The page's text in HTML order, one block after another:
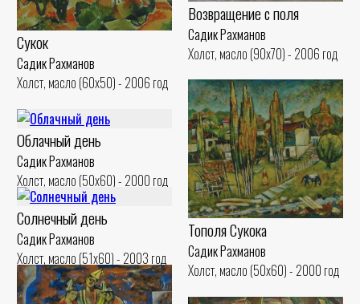
Возвращение с поля
Садик Рахманов
Холст, масло (90x70) - 2006 год
Сукок
Садик Рахманов
Холст, масло (60x50) - 2006 год
Тополя Сукока
Садик Рахманов
Холст, масло (50x60) - 2000 год
Облачный день
Садик Рахманов
Холст, масло (50x60) - 2000 год
Солнечный день
Садик Рахманов
Холст, масло (51x60) - 2003 год